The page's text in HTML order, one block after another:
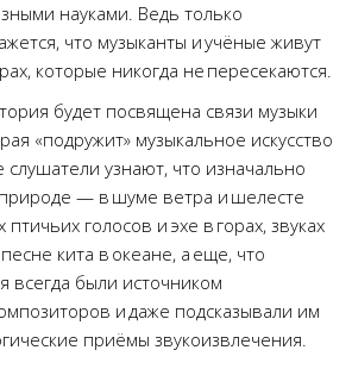
науками. Ведь только
что музыканты и учёные живут
которые никогда не пересекаются.
будет посвящена связи музыки
«подружит» музыкальное искусство
узнают, что изначально
— в шуме ветра и шелесте
голосов и эхе в горах, звуках
кита в океане, а еще, что
всегда были источником
и даже подсказывали им
приёмы звукоизвлечения.